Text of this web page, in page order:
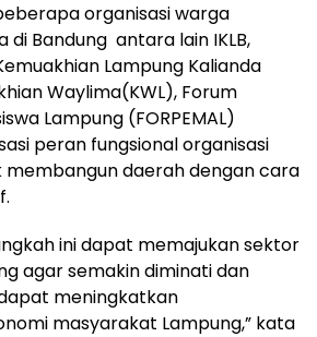
organisasi warga
di Bandung antara lain IKLB,
Lampung Kalianda
Waylima(KWL), Forum
Lampung (FORPEMAL)
peran fungsional organisasi
membangun daerah dengan cara
ini dapat memajukan sektor
agar semakin diminati dan
meningkatkan
masyarakat Lampung,” kata